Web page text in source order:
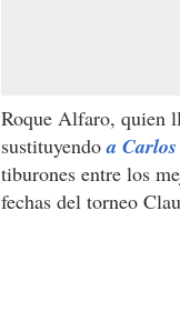
Roque Alfaro, quien
sustituyendoa
tiburones entre los
fechas del torneo